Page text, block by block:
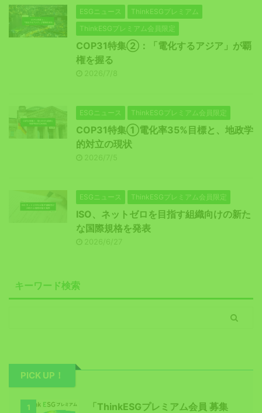
ESGニュース
ThinkESGプレミアム
ThinkESGプレミアム会員限定
COP31特集②：「電化するアジア」が覇
権を握る
2026/7/8
ESGニュース ThinkESGプレミアム会員限定
COP31特集①電化率35%目標と、地政学
的対立の現状
2026/7/5
ESGニュース ThinkESGプレミアム会員限定
ISO、ネットゼロを目指す組織向けの新た
な国際規格を発表
2026/6/27
キーワード検索
PICK UP！
1 「ThinkESGプレミアム会員 募集